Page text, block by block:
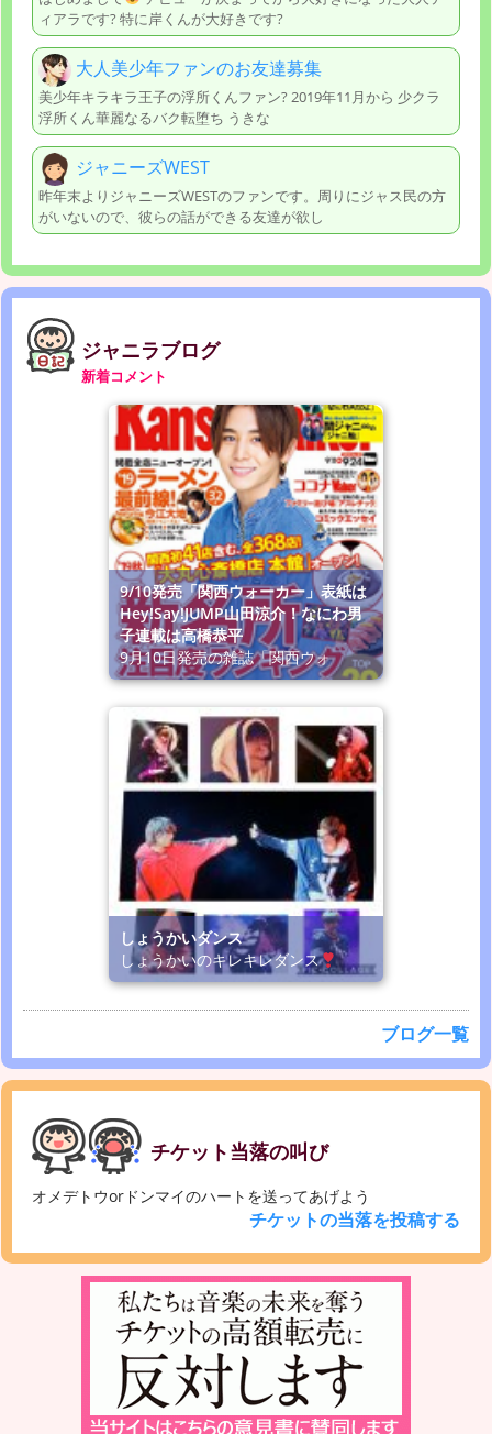
ィアラです? 特に岸くんが大好きです?
大人美少年ファンのお友達募集
美少年キラキラ王子の浮所くんファン? 2019年11月から 少クラ
浮所くん華麗なるバク転堕ち うきな
ジャニーズWEST
昨年末よりジャニーズWESTのファンです。周りにジャス民の方
がいないので、彼らの話ができる友達が欲し
ジャニラブログ
新着コメント
9/10発売「関西ウォーカー」表紙は
Hey!Say!JUMP山田涼介！なにわ男
子連載は高橋恭平
9月10日発売の雑誌「関西ウォ
しょうかいダンス
しょうかいのキレキレダンス
ブログ一覧
チケット当落の叫び
オメデトウorドンマイのハートを送ってあげよう
チケットの当落を投稿する